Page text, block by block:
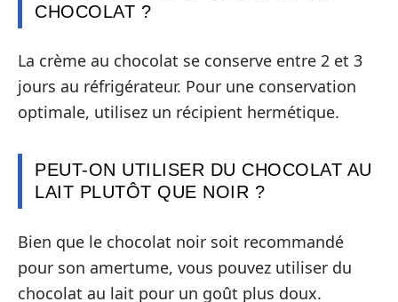
CHOCOLAT ?
La crème au chocolat se conserve entre 2 et 3
jours au réfrigérateur. Pour une conservation
optimale, utilisez un récipient hermétique.
PEUT-ON UTILISER DU CHOCOLAT AU
LAIT PLUTÔT QUE NOIR ?
Bien que le chocolat noir soit recommandé
pour son amertume, vous pouvez utiliser du
chocolat au lait pour un goût plus doux.